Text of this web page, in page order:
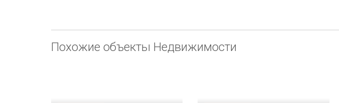
Похожие объекты Недвижимости